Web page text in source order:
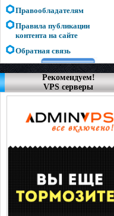
Правообладателям
Правила публикации
контента на сайте
Обратная связь
Рекомендуем!
VPS серверы